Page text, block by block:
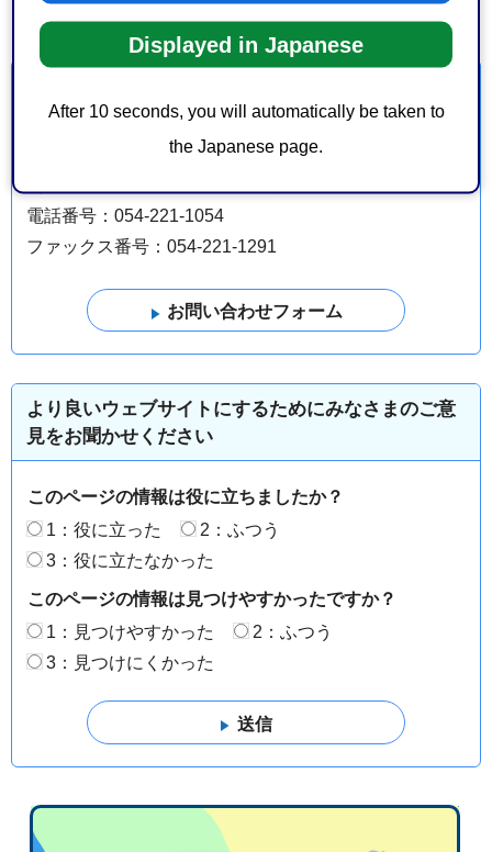
Displayed in Japanese
After 10 seconds, you will automatically be taken to
the Japanese page.
観光文化・市民局生活安全安心課消費生活センター
電話番号：054-221-1054
ファックス番号：054-221-1291
より良いウェブサイトにするためにみなさまのご意
見をお聞かせください
このページの情報は役に立ちましたか？
1：役に立った
2：ふつう
3：役に立たなかった
このページの情報は見つけやすかったですか？
1：見つけやすかった
2：ふつう
3：見つけにくかった